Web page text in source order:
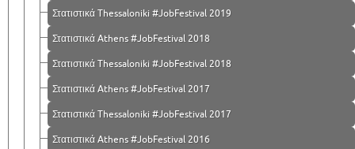
Στατιστικά Thessaloniki #JobFestival 2019
Στατιστικά Athens #JobFestival 2018
Στατιστικά Thessaloniki #JobFestival 2018
Στατιστικά Athens #JobFestival 2017
Στατιστικά Thessaloniki #JobFestival 2017
Στατιστικά Athens #JobFestival 2016